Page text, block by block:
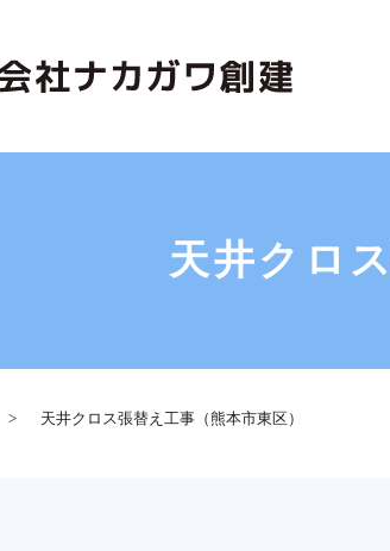
天井クロ
天井クロス張替え工事（熊本市東区）